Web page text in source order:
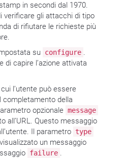
in secondi dal 1970.
verificare gli attacchi di tipo
di rifiutare le richieste più
su configure .
di capire l’azione attivata
cui l’utente può essere
completamento della
opzionale message
all’URL. Questo messaggio
Il parametro type
un messaggio
failure .